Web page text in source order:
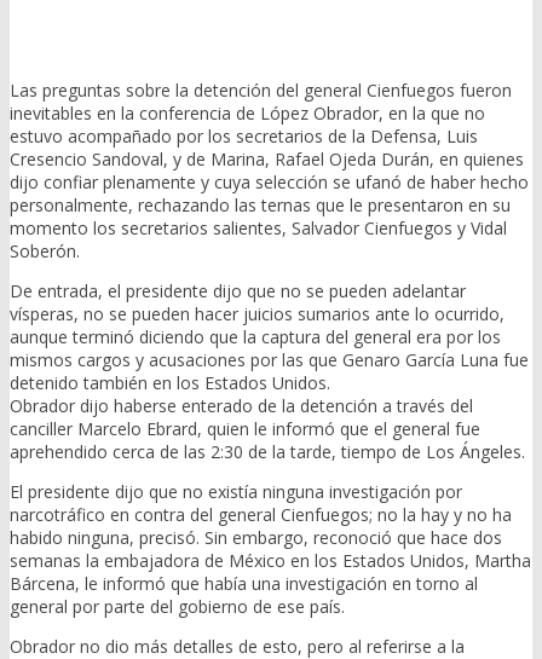
Las preguntas sobre la detención del general Cienfuegos fueron
inevitables en la conferencia de López Obrador, en la que no
estuvo acompañado por los secretarios de la Defensa, Luis
Cresencio Sandoval, y de Marina, Rafael Ojeda Durán, en quienes
dijo confiar plenamente y cuya selección se ufanó de haber hecho
personalmente, rechazando las ternas que le presentaron en su
momento los secretarios salientes, Salvador Cienfuegos y Vidal
Soberón.
De entrada, el presidente dijo que no se pueden adelantar
vísperas, no se pueden hacer juicios sumarios ante lo ocurrido,
aunque terminó diciendo que la captura del general era por los
mismos cargos y acusaciones por las que Genaro García Luna fue
detenido también en los Estados Unidos.
Obrador dijo haberse enterado de la detención a través del
canciller Marcelo Ebrard, quien le informó que el general fue
aprehendido cerca de las 2:30 de la tarde, tiempo de Los Ángeles.
El presidente dijo que no existía ninguna investigación por
narcotráfico en contra del general Cienfuegos; no la hay y no ha
habido ninguna, precisó. Sin embargo, reconoció que hace dos
semanas la embajadora de México en los Estados Unidos, Martha
Bárcena, le informó que había una investigación en torno al
general por parte del gobierno de ese país.
Obrador no dio más detalles de esto, pero al referirse a la